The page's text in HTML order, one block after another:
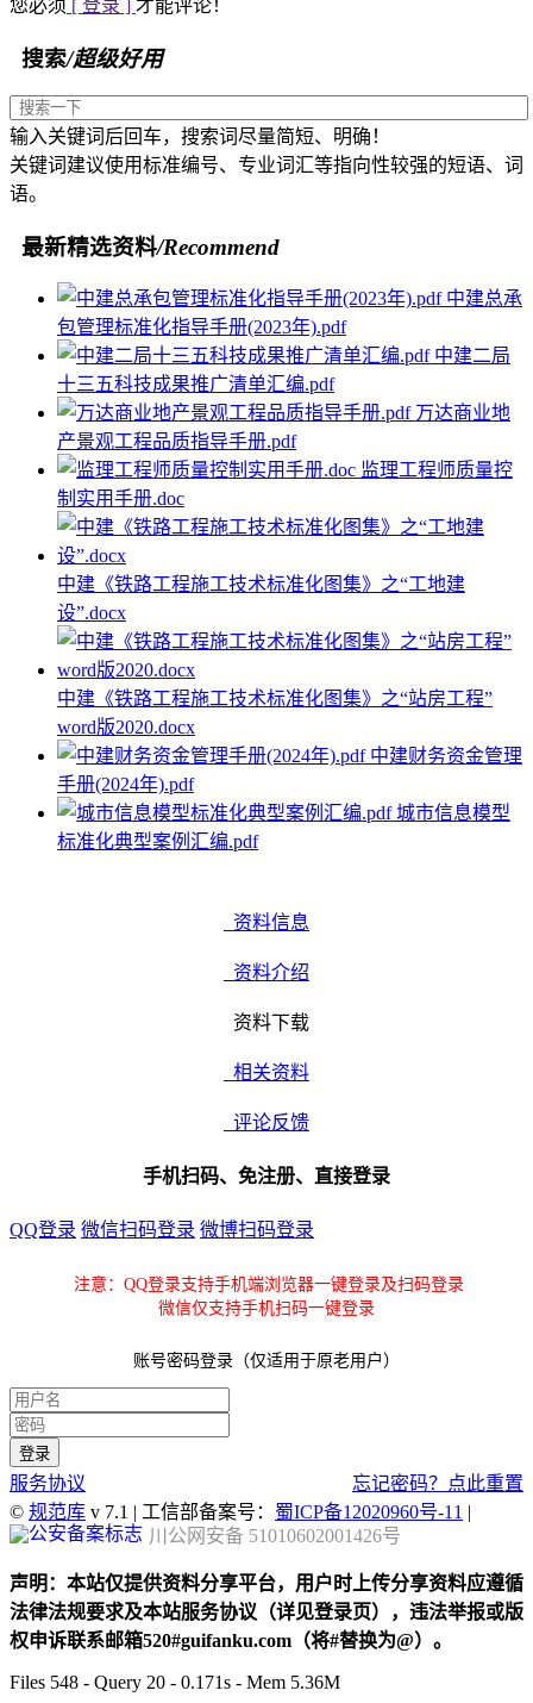
您必须 [ 登录 ] 才能评论！
搜索/超级好用
输入关键词后回车，搜索词尽量简短、明确！
关键词建议使用标准编号、专业词汇等指向性较强的短语、词
语。
最新精选资料/Recommend
中建总承
包管理标准化指导手册(2023年).pdf
中建二局
十三五科技成果推广清单汇编.pdf
万达商业地
产景观工程品质指导手册.pdf
监理工程师质量控
制实用手册.doc
中建《铁路工程施工技术标准化图集》之“工地建
设”.docx
中建《铁路工程施工技术标准化图集》之“站房工程”
word版2020.docx
中建财务资金管理
手册(2024年).pdf
城市信息模型
标准化典型案例汇编.pdf
资料信息
资料介绍
资料下载
相关资料
评论反馈
手机扫码、免注册、直接登录
QQ登录 微信扫码登录 微博扫码登录
注意：QQ登录支持手机端浏览器一键登录及扫码登录
微信仅支持手机扫码一键登录
账号密码登录（仅适用于原老用户）
服务协议
忘记密码？点此重置
© 规范库 v 7.1 | 工信部备案号： 蜀ICP备12020960号-11 |
川公网安备 51010602001426号
声明：本站仅提供资料分享平台，用户时上传分享资料应遵循
法律法规要求及本站服务协议（详见登录页），违法举报或版
权申诉联系邮箱520#guifanku.com（将#替换为@）。
Files 548 - Query 20 - 0.171s - Mem 5.36M